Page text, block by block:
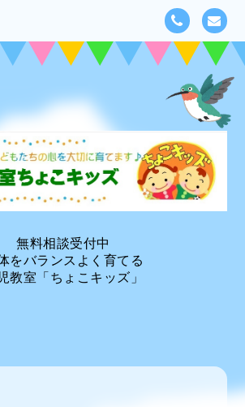
無料相談受付中
をバランスよく育てる
教室「ちょこキッズ」